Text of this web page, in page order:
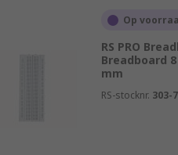
Op
RS PRO
Breadboard
mm
RS-stocknr. 303-